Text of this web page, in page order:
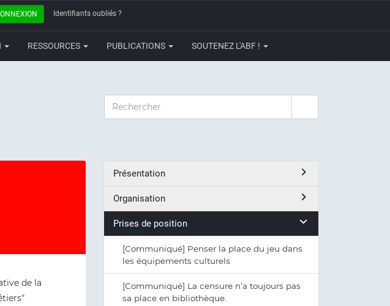
Identifiants oubliés ?
RESSOURCES PUBLICATIONS SOUTENEZ L'ABF !
RECHERCHER
de la
Présentation
Organisation
Prises de position
[Communiqué] Penser la place du jeu dans
les équipements culturels
[Communiqué] La censure n’a toujours pas
sa place en bibliothèque.